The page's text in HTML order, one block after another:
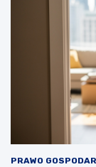
PRAWO